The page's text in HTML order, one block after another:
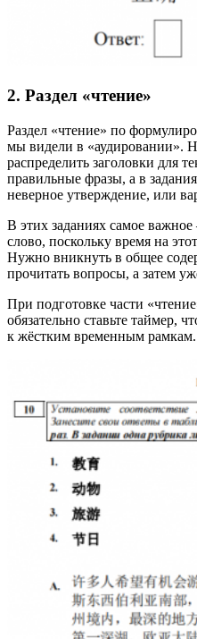
2. Раздел «чтение»
Раздел «чтение» по
мы видели в «аудировании».
распределить заголовки для
правильные фразы, а в
неверное утверждение, или
В этих заданиях самое
слово, поскольку время на
Нужно вникнуть в общее
прочитать вопросы, а затем
При подготовке части
обязательно ставьте таймер,
к жёстким временным рамкам.